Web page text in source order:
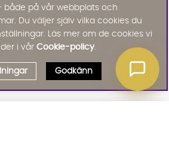
både på vår webbplats och
Du väljer själv vilka cookies du
Läs mer om de cookies vi
i vår Cookie-policy.
Godkänn